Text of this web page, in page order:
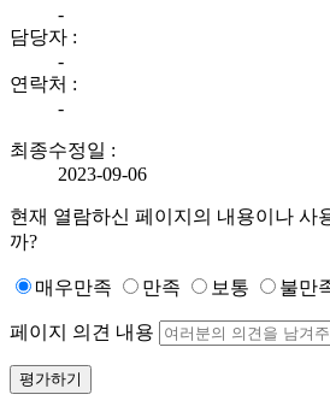
-
담당자 :
-
연락처 :
-
최종수정일 :
2023-09-06
현재 열람하신 페이지의 내용이나 사
까?
매우만족 만족 보통 불만
페이지 의견 내용
평가하기